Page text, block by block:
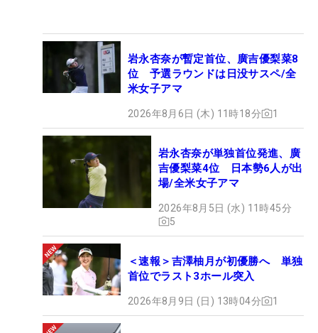
岩永杏奈が暫定首位、廣吉優梨菜8
位 予選ラウンドは日没サスペ/全
米女子アマ
2026年8月6日 (木) 11時18分 1
岩永杏奈が単独首位発進、廣
吉優梨菜4位 日本勢6人が出
場/全米女子アマ
2026年8月5日 (水) 11時45分
5
＜速報＞吉澤柚月が初優勝へ 単独
首位でラスト3ホール突入
2026年8月9日 (日) 13時04分 1